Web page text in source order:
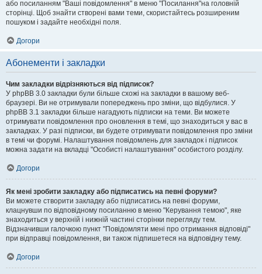
або посиланням "Ваші повідомлення" в меню "Посилання"на головній
сторінці. Щоб знайти створені вами теми, скористайтесь розширеним
пошуком і задайте необхідні поля.
Догори
Абонементи і закладки
Чим закладки відрізняються від підписок?
У phpBB 3.0 закладки були більше схожі на закладки в вашому веб-
браузері. Ви не отримували попереджень про зміни, що відбулися. У
phpBB 3.1 закладки більше нагадують підписки на теми. Ви можете
отримувати повідомлення про оновлення в темі, що знаходиться у вас в
закладках. У разі підписки, ви будете отримувати повідомлення про зміни
в темі чи форумі. Налаштування повідомлень для закладок і підписок
можна задати на вкладці "Особисті налаштування" особистого розділу.
Догори
Як мені зробити закладку або підписатись на певні форуми?
Ви можете створити закладку або підписатись на певні форуми,
клацнувши по відповідному посиланню в меню "Керування темою", яке
знаходиться у верхній і нижній частині сторінки перегляду тем.
Відзначивши галочкою пункт "Повідомляти мені про отримання відповіді"
при відправці повідомлення, ви також підпишетеся на відповідну тему.
Догори